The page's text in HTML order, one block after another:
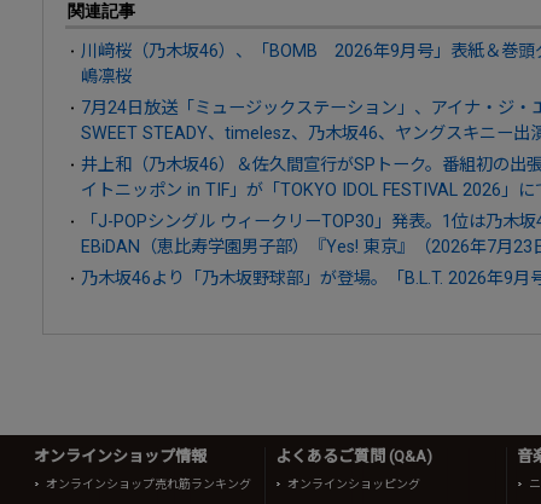
関連記事
川﨑桜（乃木坂46）、「BOMB 2026年9月号」表紙＆巻頭
嶋凛桜
7月24日放送「ミュージックステーション」、アイナ・ジ・
SWEET STEADY、timelesz、乃木坂46、ヤングスキニー出
井上和（乃木坂46）＆佐久間宣行がSPトーク。番組初の出
イトニッポン in TIF」が「TOKYO IDOL FESTIVAL 2026」
「J-POPシングル ウィークリーTOP30」発表。1位は乃木
EBiDAN（恵比寿学園男子部）『Yes! 東京』（2026年7月23
乃木坂46より「乃木坂野球部」が登場。「B.L.T. 2026年9月
オンラインショップ情報
オンラインショップ売れ筋ランキング
よくあるご質問 (Q&A)
オンラインショッピング
音